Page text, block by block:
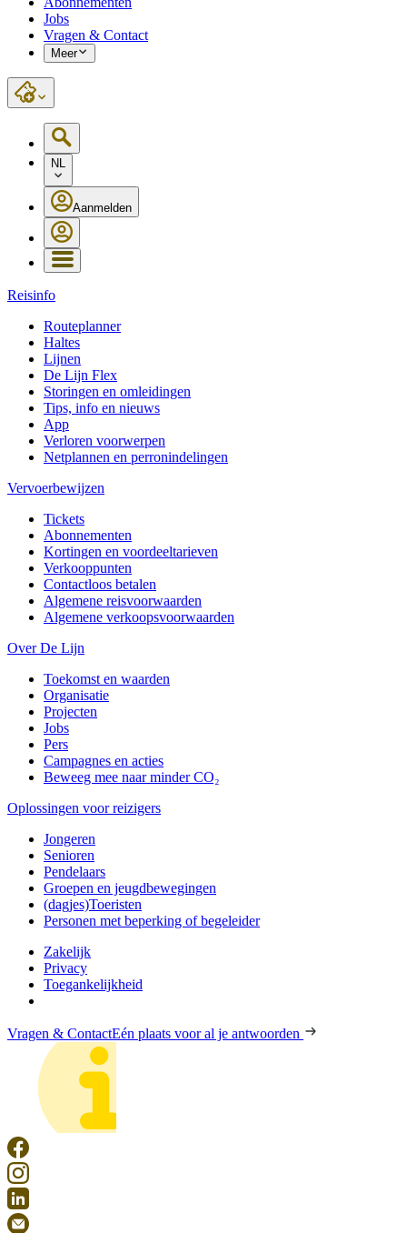
Jobs
Vragen & Contact
Meer
NL
Aanmelden
Reisinfo
Routeplanner
Haltes
Lijnen
De Lijn Flex
Storingen en omleidingen
Tips, info en nieuws
App
Verloren voorwerpen
Netplannen en perronindelingen
Vervoerbewijzen
Tickets
Abonnementen
Kortingen en voordeeltarieven
Verkooppunten
Contactloos betalen
Algemene reisvoorwaarden
Algemene verkoopsvoorwaarden
Over De Lijn
Toekomst en waarden
Organisatie
Projecten
Jobs
Pers
Campagnes en acties
Beweeg mee naar minder CO₂
Oplossingen voor reizigers
Jongeren
Senioren
Pendelaars
Groepen en jeugdbewegingen
(dagjes)Toeristen
Personen met beperking of begeleider
Zakelijk
Privacy
Toegankelijkheid
Vragen & ContactEén plaats voor al je antwoorden